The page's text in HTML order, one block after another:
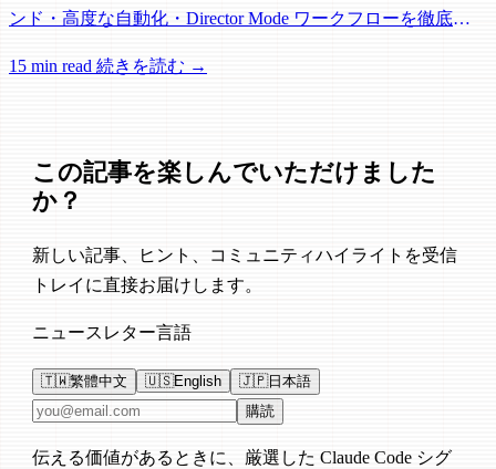
ンド・高度な自動化・Director Mode ワークフローを徹底解
15 min read 続きを読む →
この記事を楽しんでいただけました
か？
新しい記事、ヒント、コミュニティハイライトを受信
トレイに直接お届けします。
ニュースレター言語
🇹🇼繁體中文 🇺🇸English 🇯🇵日本語
メールアドレス 購読
伝える価値があるときに、厳選した Claude Code シグ